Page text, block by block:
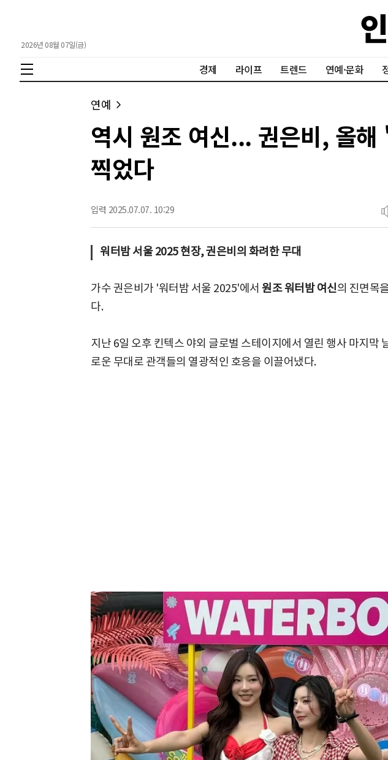
2026년 08월 07일(금)
경제 라이프 트렌드 연예·문화
연예
역시 원조 여신... 권은비, 올
찍었다
입력 2025.07.07. 10:29
워터밤 서울 2025 현장, 권은비의 화려한 무대
가수 권은비가 '워터밤 서울 2025'에서 원조 워터밤 여신의 진면목
다.
지난 6일 오후 킨텍스 야외 글로벌 스테이지에서 열린 행사 마지막
로운 무대로 관객들의 열광적인 호응을 이끌어냈다.